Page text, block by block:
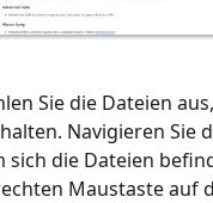
Sie die Dateien
Navigieren Sie
sich die Dateien
Maustaste auf